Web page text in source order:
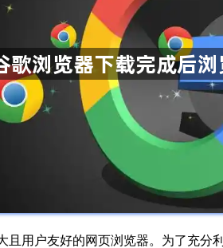
且用户友好的网页浏览器。为了充分